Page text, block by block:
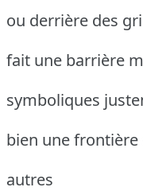
ou derrière des
fait une barrière
symboliques
bien une
autres